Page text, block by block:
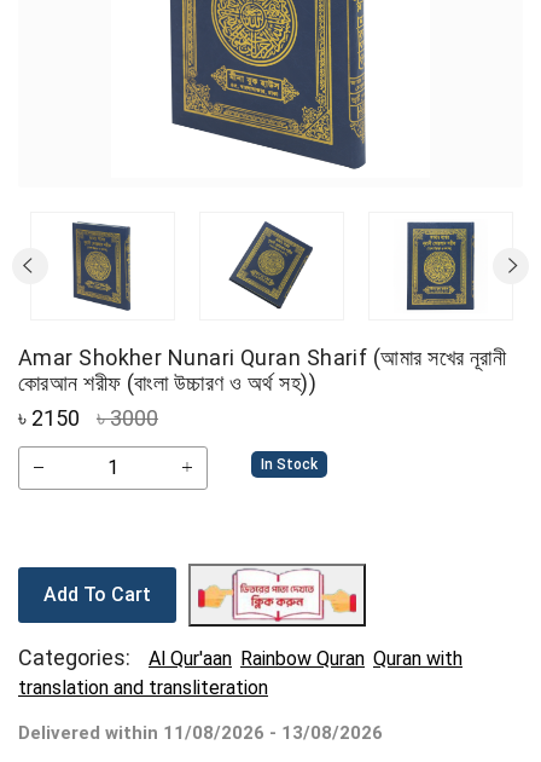
Amar Shokher Nunari Quran Sharif (আমার সখের নূরানী
কোরআন শরীফ (বাংলা উচ্চারণ ও অর্থ সহ))
৳ 2150 ৳ 3000
In Stock
Add To Cart
Categories: Al Qur'aan Rainbow Quran Quran with
translation and transliteration
Delivered within 11/08/2026 - 13/08/2026